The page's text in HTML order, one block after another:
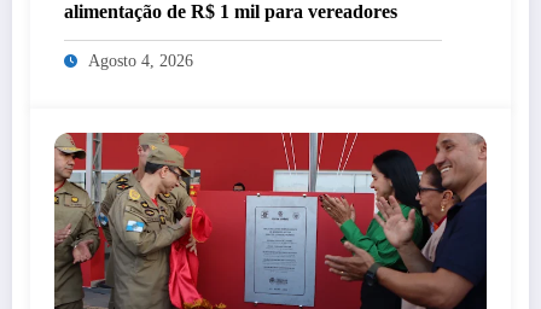
alimentação de R$ 1 mil para vereadores
Agosto 4, 2026